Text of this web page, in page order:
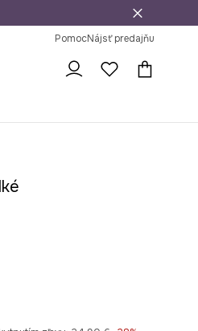
PomocNájsť predajňu